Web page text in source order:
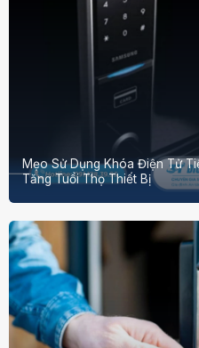
Mẹo Sử Dụng Khóa Điện Tử
Tăng Tuổi Thọ Thiết Bị